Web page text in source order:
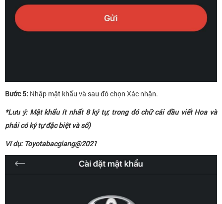
Bước 5: Nhập mật khẩu và sau đó chọn Xác nhận.
*Lưu ý: Mật khẩu ít nhất 8 ký tự, trong đó chữ cái đầu viết Hoa và
phải có ký tự đặc biệt và số)
Ví dụ: Toyotabacgiang@2021